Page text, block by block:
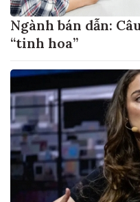
Ngành bán dẫn:
“tinh hoa”